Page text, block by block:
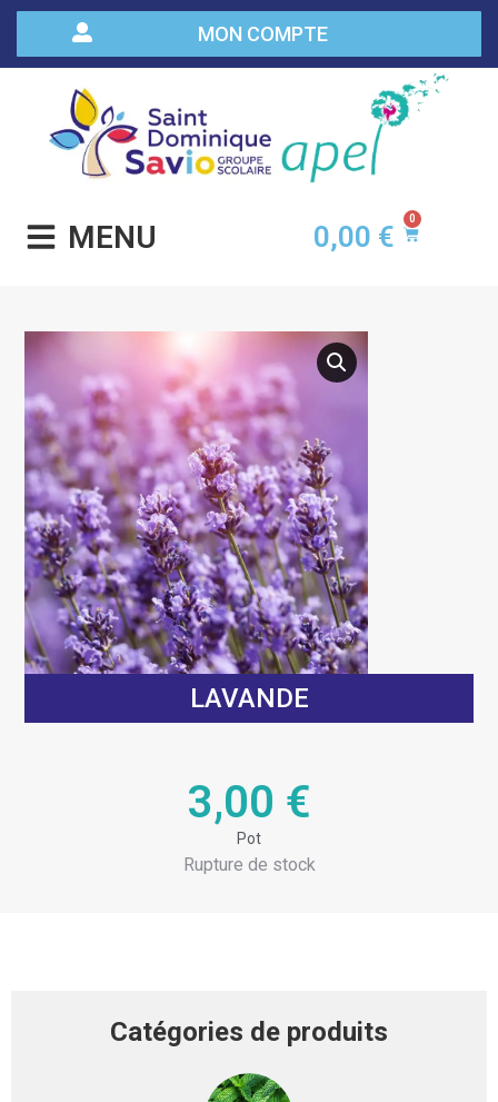
MON COMPTE
MENU 0,00 €
0
LAVANDE
3,00 €
Pot
Rupture de stock
Catégories de produits